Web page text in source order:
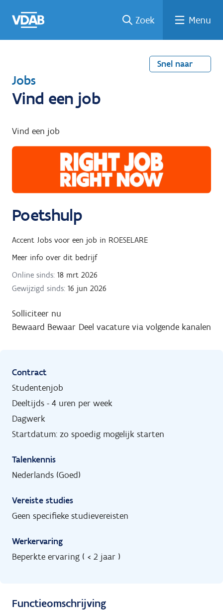
naar
een
een
job
naar
Zoek Menu
Snel naar
T
e
u
g
a
r
Jobs
Vind een job
Vind een job
Poetshulp
Accent Jobs voor een job in ROESELARE
Meer info over dit bedrijf
Online sinds: 18 mrt 2026
Gewijzigd sinds: 16 jun 2026
Solliciteer nu
Bewaard Bewaar Deel vacature via volgende kanalen
Contract
Studentenjob
Deeltijds - 4 uren per week
Dagwerk
Startdatum: zo spoedig mogelijk starten
Talenkennis
Nederlands (Goed)
Vereiste studies
Geen specifieke studievereisten
Werkervaring
Beperkte ervaring ( < 2 jaar )
Functieomschrijving